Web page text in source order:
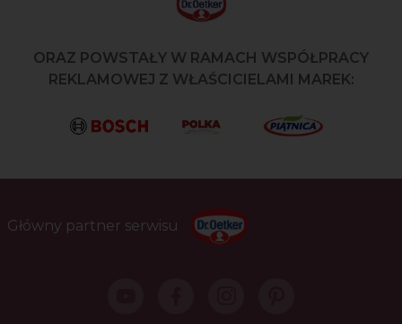
ORAZ POWSTAŁY W RAMACH WSPÓŁPRACY
REKLAMOWEJ Z WŁAŚCICIELAMI MAREK:
Główny partner serwisu